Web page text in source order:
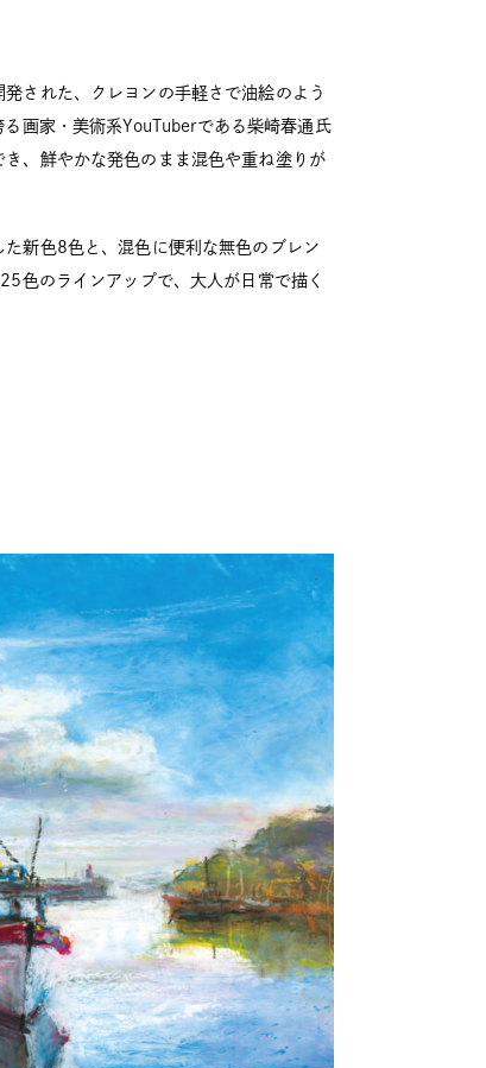
初コラ
された、クレヨンの手軽さで油絵のよう
画家・美術系YouTuberである柴崎春通氏
、鮮やかな発色のまま混色や重ね塗りが
新色8色と、混色に便利な無色のブレン
色のラインアップで、大人が日常で描く